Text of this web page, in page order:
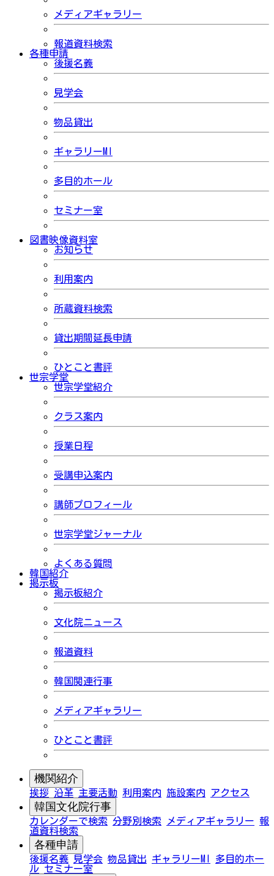
メディアギャラリー
報道資料検索
各種申請
後援名義
見学会
物品貸出
ギャラリーMI
多目的ホール
セミナー室
図書映像資料室
お知らせ
利用案内
所蔵資料検索
貸出期間延長申請
ひとこと書評
世宗学堂
世宗学堂紹介
クラス案内
授業日程
受講申込案内
講師プロフィール
世宗学堂ジャーナル
よくある質問
韓国紹介
掲示板
掲示板紹介
文化院ニュース
報道資料
韓国関連行事
メディアギャラリー
ひとこと書評
機関紹介
挨拶 沿革 主要活動 利用案内 施設案内 アクセス
韓国文化院行事
カレンダーで検索 分野別検索 メディアギャラリー 報
道資料検索
各種申請
後援名義 見学会 物品貸出 ギャラリーMI
多目的ホー
ル セミナー室